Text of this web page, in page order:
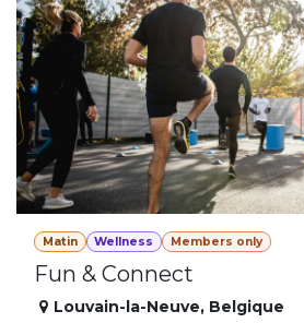
Matin Wellness Members only
Fun & Connect
Louvain-la-Neuve, Belgique